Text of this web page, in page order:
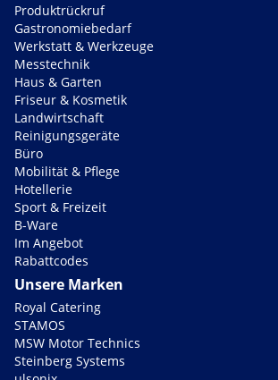
Produktrückruf
Gastronomiebedarf
Werkstatt & Werkzeuge
Messtechnik
Haus & Garten
Friseur & Kosmetik
Landwirtschaft
Reinigungsgeräte
Büro
Mobilität & Pflege
Hotellerie
Sport & Freizeit
B-Ware
Im Angebot
Rabattcodes
Unsere Marken
Royal Catering
STAMOS
MSW Motor Technics
Steinberg Systems